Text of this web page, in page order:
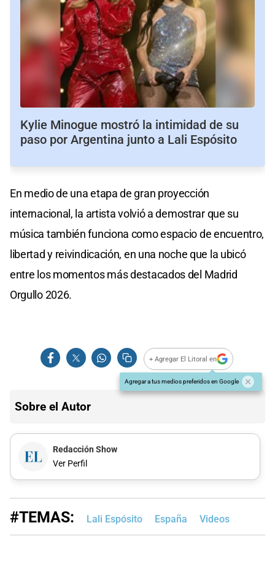
Kylie Minogue mostró la intimidad de su
paso por Argentina junto a Lali Espósito
En medio de una etapa de gran proyección
internacional, la artista volvió a demostrar que su
música también funciona como espacio de encuentro,
libertad y reivindicación, en una noche que la ubicó
entre los momentos más destacados del Madrid
Orgullo 2026.
+ Agregar El Litoral en
Agregar a tus medios preferidos en Google
Sobre el Autor
Redacción Show
Ver Perfil
#TEMAS: Lali Espósito España Videos